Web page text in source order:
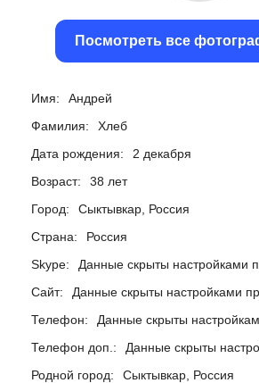
Посмотреть все
Имя:
Андрей
Фамилия:
Хлеб
Дата рождения:
2 декабря
Возраст:
38 лет
Город:
Сыктывкар, Россия
Страна:
Россия
Skype:
Данные скрыты настройками
Сайт:
Данные скрыты настройками
Телефон:
Данные скрыты
Телефон доп.:
Данные скрыты
Родной город:
Сыктывкар, Россия